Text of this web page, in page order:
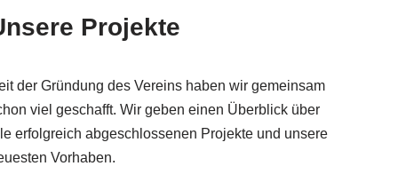
Projekte
der Gründung des Vereins haben wir gemeinsam
viel geschafft. Wir geben einen Überblick über
erfolgreich abgeschlossenen Projekte und unsere
Vorhaben.